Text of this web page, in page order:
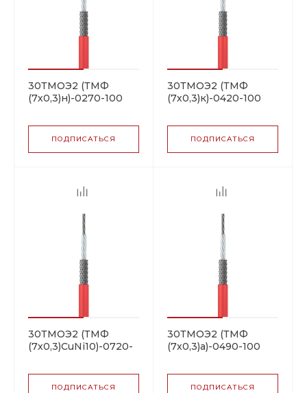
30ТМОЭ2 (ТМФ
(7х0,3)н)-0270-100
нагревательная
секцияПОДПИСАТЬСЯ
30ТМОЭ2 (ТМФ
(7х0,3)к)-0420-100
нагревательная
секцияПОДПИСАТЬСЯ
30ТМОЭ2 (ТМФ
(7х0,3)CuNi10)-0720-
нагревательная
секцияПОДПИСАТЬСЯ
30ТМОЭ2 (ТМФ
(7х0,3)а)-0490-100
нагревательная
секцияПОДПИСАТЬСЯ